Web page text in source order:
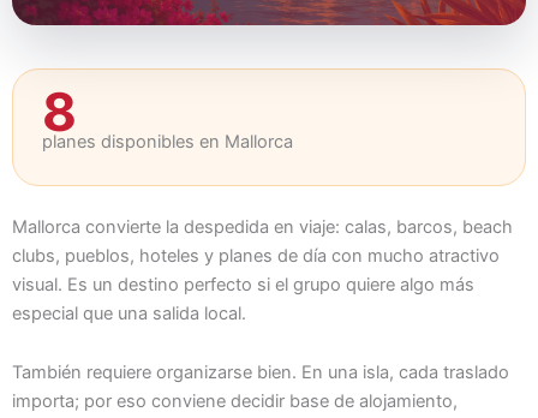
8
planes disponibles en Mallorca
Mallorca convierte la despedida en viaje: calas, barcos, beach
clubs, pueblos, hoteles y planes de día con mucho atractivo
visual. Es un destino perfecto si el grupo quiere algo más
especial que una salida local.
También requiere organizarse bien. En una isla, cada traslado
importa; por eso conviene decidir base de alojamiento,